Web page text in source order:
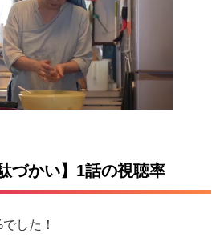
づかい】1話の視聴率
した！